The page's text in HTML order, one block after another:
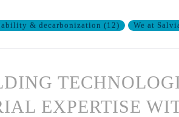
& decarbonization (12) We at
EXPERTISE